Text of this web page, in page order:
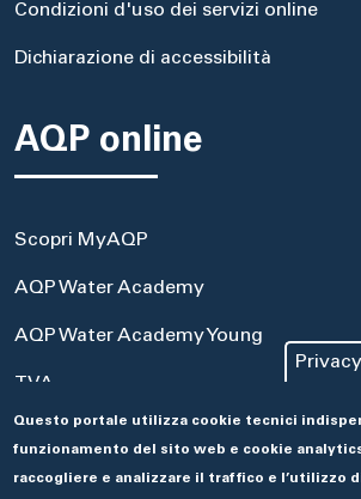
Condizioni d'uso dei servizi online
Dichiarazione di accessibilità
AQP online
Scopri MyAQP
AQP Water Academy
AQP Water Academy Young
TVA
Portale Acquisti
Aseco
Questo portale utilizza cookie tecnici
funzionamento del sito web e cookie
raccogliere e analizzare il traffico e l’utilizzo